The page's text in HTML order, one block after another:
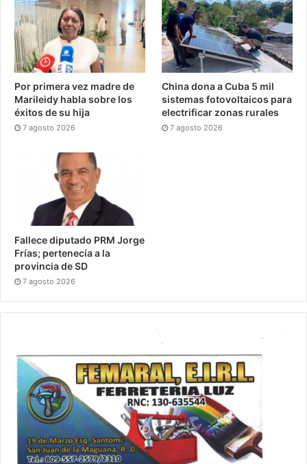
Por primera vez madre de
Marileidy habla sobre los
éxitos de su hija
7 agosto 2026
China dona a Cuba 5 mil
sistemas fotovoltaicos para
electrificar zonas rurales
7 agosto 2026
Fallece diputado PRM Jorge
Frías; pertenecía a la
provincia de SD
7 agosto 2026